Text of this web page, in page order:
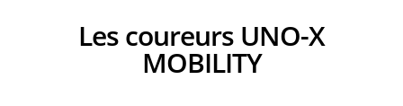
Les coureurs UNO-X
MOBILITY